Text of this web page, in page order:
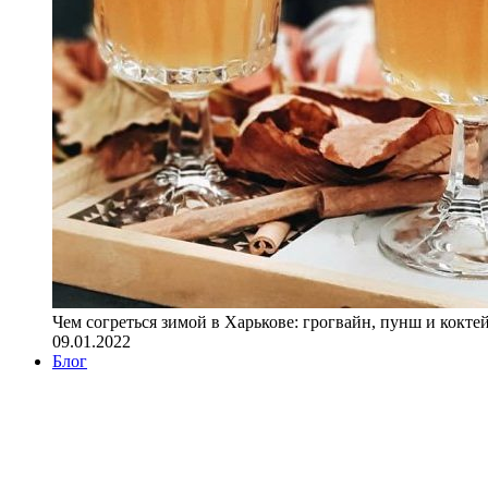
Чем согреться зимой в Харькове: грогвайн, пунш и
09.01.2022
Блог